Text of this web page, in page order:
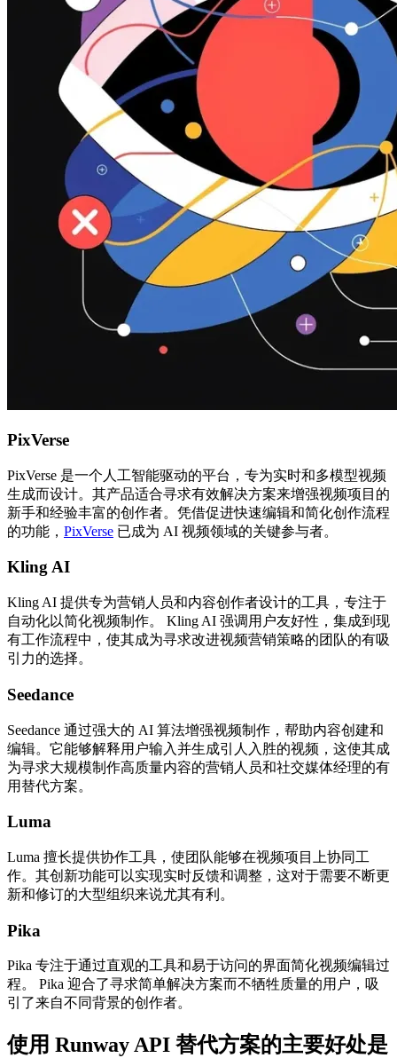
PixVerse
PixVerse 是一个人工智能驱动的平台，专为实时和多模型视频
生成而设计。其产品适合寻求有效解决方案来增强视频项目的
新手和经验丰富的创作者。凭借促进快速编辑和简化创作流程
的功能， PixVerse 已成为 AI 视频领域的关键参与者。
Kling AI
Kling AI 提供专为营销人员和内容创作者设计的工具，专注于
自动化以简化视频制作。 Kling AI 强调用户友好性，集成到现
有工作流程中，使其成为寻求改进视频营销策略的团队的有吸
引力的选择。
Seedance
Seedance 通过强大的 AI 算法增强视频制作，帮助内容创建和
编辑。它能够解释用户输入并生成引人入胜的视频，这使其成
为寻求大规模制作高质量内容的营销人员和社交媒体经理的有
用替代方案。
Luma
Luma 擅长提供协作工具，使团队能够在视频项目上协同工
作。其创新功能可以实现实时反馈和调整，这对于需要不断更
新和修订的大型组织来说尤其有利。
Pika
Pika 专注于通过直观的工具和易于访问的界面简化视频编辑过
程。 Pika 迎合了寻求简单解决方案而不牺牲质量的用户，吸
引了来自不同背景的创作者。
使用 Runway API 替代方案的主要好处是